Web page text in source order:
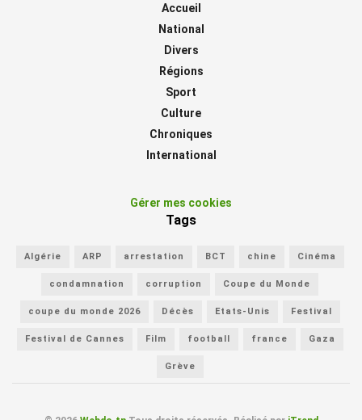
Accueil
National
Divers
Régions
Sport
Culture
Chroniques
International
Gérer mes cookies
Tags
Algérie ARP arrestation BCT chine Cinéma
condamnation corruption Coupe du Monde
coupe du monde 2026 Décès Etats-Unis Festival
Festival de Cannes Film football france Gaza
Grève